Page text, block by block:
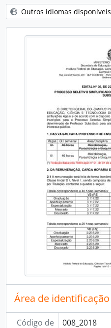
Outros idiomas disponíveis
Área de identificação
Código de
008_2018